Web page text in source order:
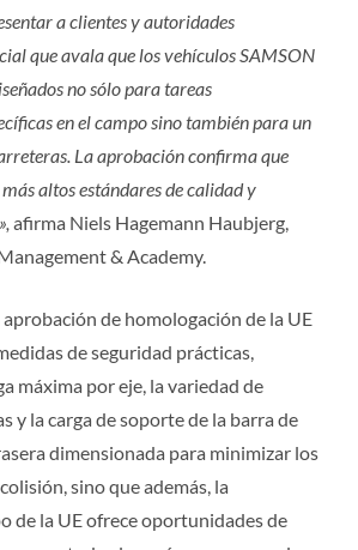
a clientes y autoridades
que avala que los vehículos SAMSON
no sólo para tareas
en el campo sino también para un
La aprobación confirma que
altos estándares de calidad y
afirma Niels Hagemann Haubjerg,
& Academy.
aprobación de homologación de la UE
de seguridad prácticas,
máxima por eje, la variedad de
y la carga de soporte de la barra de
dimensionada para minimizar los
sino que además, la
de la UE ofrece oportunidades de